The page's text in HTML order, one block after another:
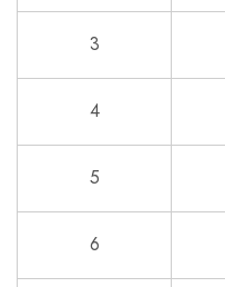
3
4
5
6